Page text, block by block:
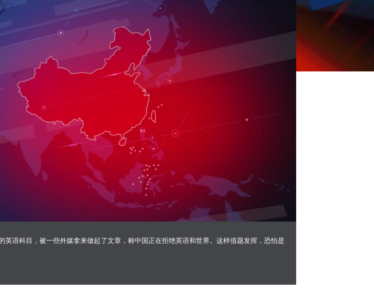
Picture-
in-
Picture
语科目，被一些外媒拿来做起了文章，称中国正在拒绝英语和世界。这样借题发挥，恐怕是